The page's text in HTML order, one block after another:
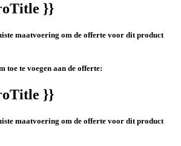
}}
maatvoering om de offerte voor dit product
toe te voegen aan de offerte:
}}
maatvoering om de offerte voor dit product